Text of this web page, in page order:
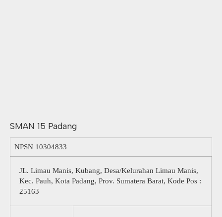
SMAN 15 Padang
NPSN 10304833
JL. Limau Manis, Kubang, Desa/Kelurahan Limau Manis,
Kec. Pauh, Kota Padang, Prov. Sumatera Barat, Kode Pos :
25163